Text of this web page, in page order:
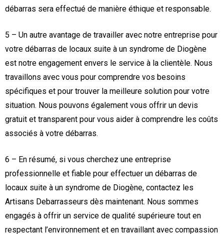
débarras sera effectué de manière éthique et responsable.
5 – Un autre avantage de travailler avec notre entreprise pour
votre débarras de locaux suite à un syndrome de Diogène
est notre engagement envers le service à la clientèle. Nous
travaillons avec vous pour comprendre vos besoins
spécifiques et pour trouver la meilleure solution pour votre
situation. Nous pouvons également vous offrir un devis
gratuit et transparent pour vous aider à comprendre les coûts
associés à votre débarras.
6 – En résumé, si vous cherchez une entreprise
professionnelle et fiable pour effectuer un débarras de
locaux suite à un syndrome de Diogène, contactez les
Artisans Debarrasseurs dès maintenant. Nous sommes
engagés à offrir un service de qualité supérieure tout en
respectant l’environnement et en travaillant avec compassion